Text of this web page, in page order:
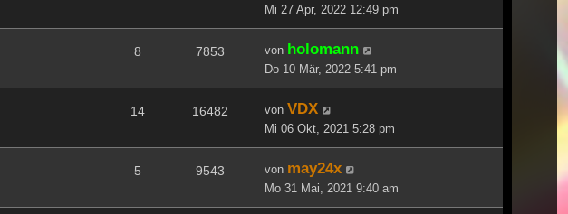
Mi 27 Apr, 2022 12:49 pm
8 7853 von holomann
Do 10 Mär, 2022 5:41 pm
14 16482 von VDX
Mi 06 Okt, 2021 5:28 pm
5 9543 von may24x
Mo 31 Mai, 2021 9:40 am